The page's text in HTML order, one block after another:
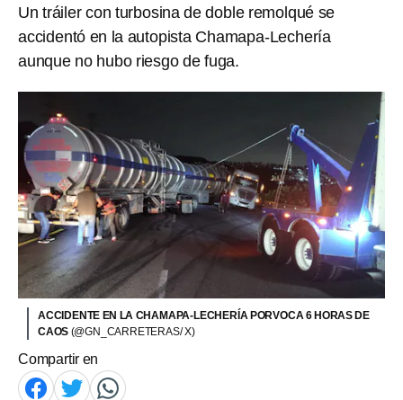
Un tráiler con turbosina de doble remolqué se
accidentó en la autopista Chamapa-Lechería
aunque no hubo riesgo de fuga.
ACCIDENTE EN LA CHAMAPA-LECHERÍA PORVOCA 6 HORAS DE
CAOS (@GN_CARRETERAS/ X)
Compartir en